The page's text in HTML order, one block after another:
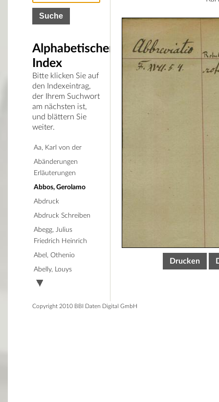
Drucken
Alphabetischer
Index
Bitte klicken Sie auf
den Indexeintrag,
der Ihrem Suchwort
am nächsten ist,
und blättern Sie
weiter.
Aa, Karl von der
Abänderungen
Erläuterungen
Abbos, Gerolamo
Abdruck
Abdruck Schreiben
Abegg, Julius
Friedrich Heinrich
Abel, Othenio
Abelly, Louys
Copyright 2010 BBI Daten Digital GmbH